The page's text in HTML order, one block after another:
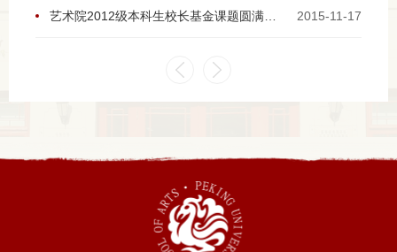
2015-11-17
艺术院2012级本科生校长基金课题圆满完成